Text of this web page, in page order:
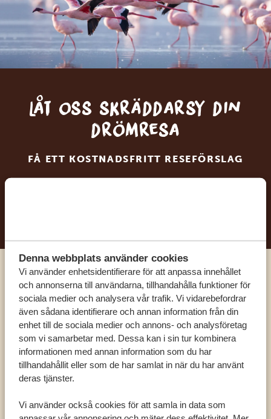
Denna webbplats använder cookies
Vi använder enhetsidentifierare för att anpassa innehållet
och annonserna till användarna, tillhandahålla funktioner för
sociala medier och analysera vår trafik. Vi vidarebefordrar
även sådana identifierare och annan information från din
enhet till de sociala medier och annons- och analysföretag
som vi samarbetar med. Dessa kan i sin tur kombinera
informationen med annan information som du har
tillhandahållit eller som de har samlat in när du har använt
deras tjänster.
Vi använder också cookies för att samla in data som
Låt oss skräddarsy din
drömresa
FÅ ETT KOSTNADSFRITT RESEFÖRSLAG
Ring en av våra experter
VÅRA SPECIALISTER FINNS HÄR FÖR ATT
HJÄLPA DIG
OLIKA LÄNDER